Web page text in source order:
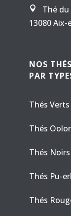

Thé
13080 Aix-
NOS THÉS
PAR
Thés Verts
Thés
Thés Noirs
Thés Pu-
Thés